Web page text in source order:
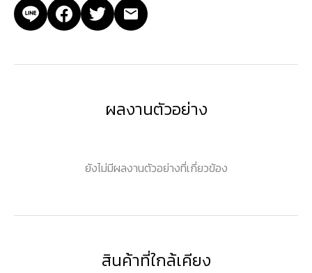
ผลงานตัวอย่าง
ยังไม่มีผลงานตัวอย่างที่เกี่ยวข้อง
สินค้าที่ใกล้เคียง